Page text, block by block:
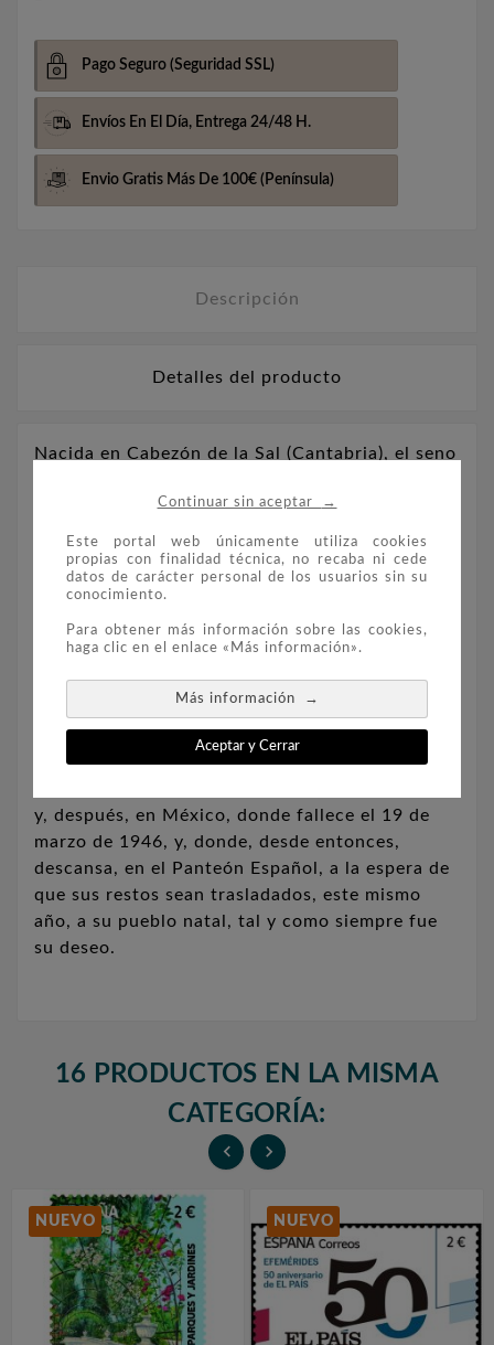
Continuar sin aceptar →
Este portal web únicamente utiliza cookies
propias con finalidad técnica, no recaba ni cede
datos de carácter personal de los usuarios sin su
conocimiento.
Para obtener más información sobre las cookies,
haga clic en el enlace «Más información».
Más información →
Aceptar y Cerrar
Pago Seguro (Seguridad SSL)
Envíos En El Día, Entrega 24/48 H.
Envio Gratis Más De 100€ (Península)
Descripción
Detalles del producto
Nacida en Cabezón de la Sal (Cantabria), el seno
inquietudes intelectuales y culturales, Matilde
de la Torre (1884-1946) ejemplifica los
importantes cambios sociales de la primera
mitad del siglo XX.
Diputada del PSOE en las Cortes Generales por
Asturias (1933-1939), impulsora de las Casas
Arancelaria del Gobierno de la II República
(1936-1937), tras la caída de la democracia,
y, después, en México, donde fallece el 19 de
marzo de 1946, y, donde, desde entonces,
descansa, en el Panteón Español, a la espera de
que sus restos sean trasladados, este mismo
año, a su pueblo natal, tal y como siempre fue
su deseo.
16 PRODUCTOS EN LA MISMA
CATEGORÍA:
 
NUEVO NUEVO